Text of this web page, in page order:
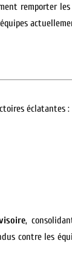
remporter
éclatantes :
,
contre les